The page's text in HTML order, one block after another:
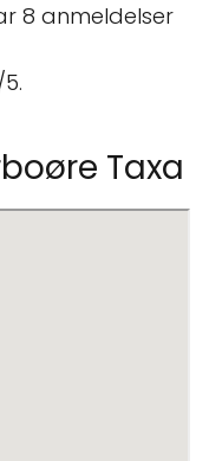
8 anmeldelser
Taxa